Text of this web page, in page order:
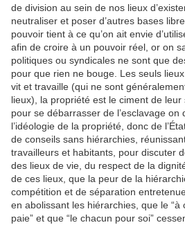
de division au sein de nos lieux
neutraliser et poser d’autres bases
pouvoir tient à ce qu’on ait envie
afin de croire à un pouvoir réel, or on
politiques ou syndicales ne sont que
pour que rien ne bouge. Les seuls
vit et travaille (qui ne sont
lieux), la propriété est le ciment de leur
pour se débarrasser de l’esclavage
l’idéologie de la propriété, donc de
de conseils sans hiérarchies,
travailleurs et habitants, pour discuter
des lieux de vie, du respect de la
de ces lieux, que la peur de la
compétition et de séparation
en abolissant les hiérarchies, que le “à
paie” et que “le chacun pour soi”